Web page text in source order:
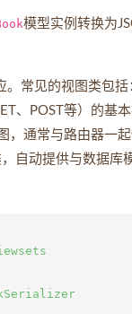
模型实例转换为
常见的视图类包括
、POST等）的基本
，通常与路由器一起
自动提供与数据库